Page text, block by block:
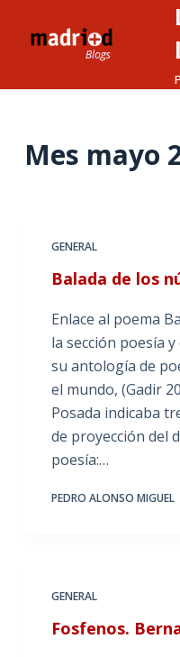
t
Mes mayo
GENERAL
Balada de los
Enlace al poema
la sección poesía
su antología de
el mundo, (Gadir
Posada indicaba
de proyección del
poesía:…
PEDRO ALONSO MIGUEL
GENERAL
Fosfenos.